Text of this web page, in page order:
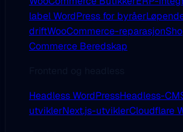
label WordPress for byråer
driftWooCommerce-reparasjon
Commerce Beredskap
Headless WordPressHeadless-
utviklerNext.js-utviklerCloudflare